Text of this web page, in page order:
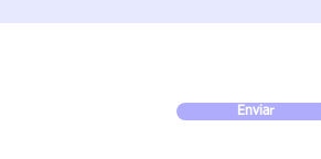
Enviar